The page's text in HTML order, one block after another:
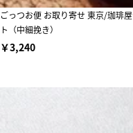
ごっつお便 お取り寄せ 東京/珈琲
ト（中細挽き）
￥3,240